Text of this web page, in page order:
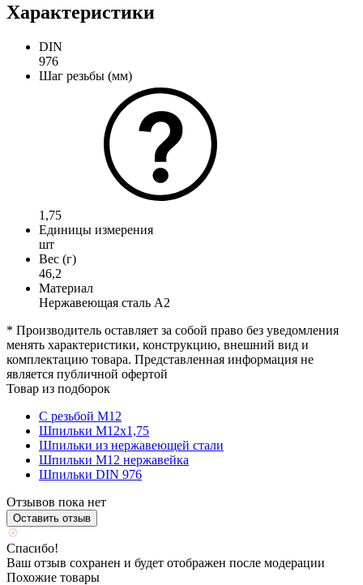
Характеристики
DIN
976
Шаг резьбы (мм)
1,75
Единицы измерения
шт
Вес (г)
46,2
Материал
Нержавеющая сталь А2
* Производитель оставляет за собой право без уведомления
менять характеристики, конструкцию, внешний вид и
комплектацию товара. Представленная информация не
является публичной офертой
Товар из подборок
С резьбой М12
Шпильки М12х1,75
Шпильки из нержавеющей стали
Шпильки М12 нержавейка
Шпильки DIN 976
Отзывов пока нет
Оставить отзыв
Спасибо!
Ваш отзыв сохранен и будет отображен после модерации
Похожие товары